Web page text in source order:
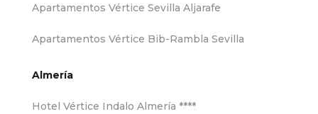
Apartamentos Vértice Sevilla Aljarafe
Apartamentos Vértice Bib-Rambla Sevilla
Almería
Hotel Vértice Indalo Almería ****